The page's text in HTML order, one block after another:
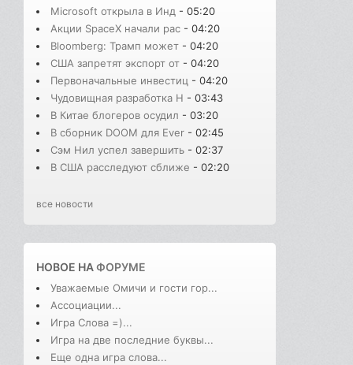
Microsoft открыла в Инд - 05:20
Акции SpaceX начали рас - 04:20
Bloomberg: Трамп может - 04:20
США запретят экспорт от - 04:20
Первоначальные инвестиц - 04:20
Чудовищная разработка H - 03:43
В Китае блогеров осудил - 03:20
В сборник DOOM для Ever - 02:45
Сэм Нил успел завершить - 02:37
В США расследуют сближе - 02:20
все новости
НОВОЕ НАФОРУМЕ
Уважаемые Омичи и гости гор...
Ассоциации...
Игра Слова =)...
Игра на две последние буквы...
Еще одна игра слова...